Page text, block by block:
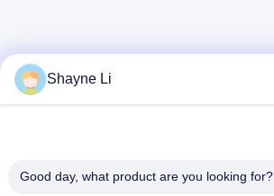
Shayne Li
Good day, what product are you looking for?